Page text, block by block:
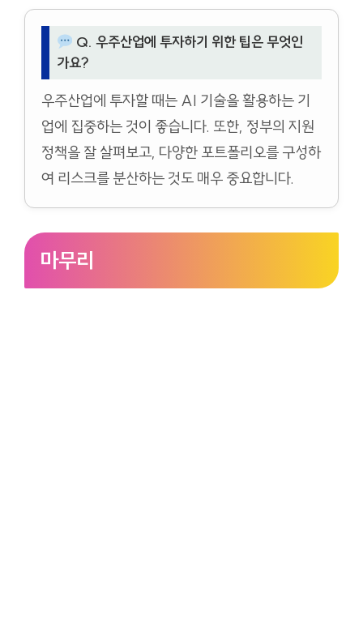
Q. 우주산업에 투자하기 위한 팁은 무엇인
가요?
우주산업에 투자할 때는 AI 기술을 활용하는 기
업에 집중하는 것이 좋습니다. 또한, 정부의 지원
정책을 잘 살펴보고, 다양한 포트폴리오를 구성하
여 리스크를 분산하는 것도 매우 중요합니다.
마무리